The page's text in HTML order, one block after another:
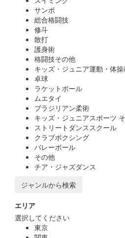
サンボ
総合格闘技
修斗
散打
護身術
格闘技その他
キッズ・ジュニア運動・体
卓球
ラケットボール
ムエタイ
ブラジリアン柔術
キッズ・ジュニアスポーツ
ストリートダンススクール
クラブボクシング
バレーボール
その他
チア・ジャズダンス
ジャンルから検索
エリア
選択してください
東京